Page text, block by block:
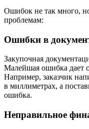
Ошибок не так много,
проблемам:
Ошибки в
Закупочная
Малейшая ошибка дает
Например, заказчик
в миллиметрах, а
ошибка.
Неправильное